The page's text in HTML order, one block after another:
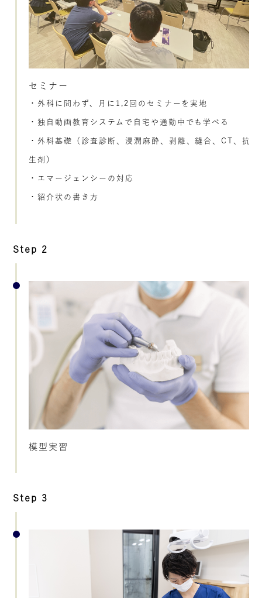
セミナー
・外科に問わず、月に1,2回のセミナーを実地
・独自動画教育システムで自宅や通勤中でも学べる
・外科基礎（診査診断、浸潤麻酔、剥離、縫合、CT、抗
生剤）
・エマージェンシーの対応
・紹介状の書き方
Step 2
模型実習
Step 3